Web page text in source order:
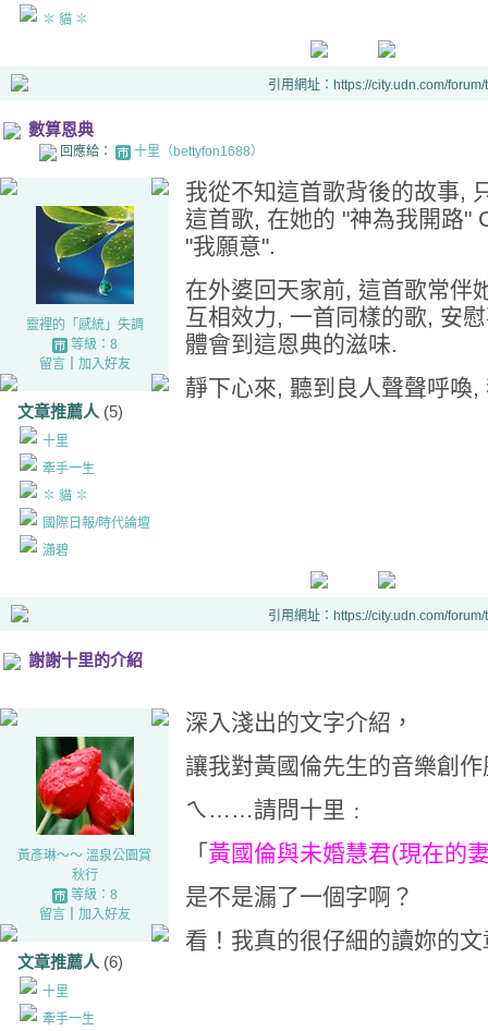
✽ 貓 ✽
引用網址：https://city.udn.com/
數算恩典
回應給： 十里（bettyfon1688）
靈裡的「感統」失調
等級：8
留言｜ 加入好友
文章推薦人 (5)
十里
牽手一生
✽ 貓 ✽
國際日報/時代論壇
瀟碧
我從不知這首歌背後的故事,
這首歌, 在她的 "神為我開路"
"我願意".
在外婆回天家前, 這首歌常伴
互相效力, 一首同樣的歌, 安
體會到這恩典的滋味.
靜下心來, 聽到良人聲聲呼喚
引用網址：https://city.udn.com/
謝謝十里的介紹
黃彥琳～～ 溫泉公園賞
秋行
等級：8
留言｜ 加入好友
文章推薦人 (6)
十里
牽手一生
深入淺出的文字介紹，
讓我對黃國倫先生的音樂創
ㄟ……請問十里﹕
「 黃國倫與未婚慧君(現在的
是不是漏了一個字啊？
看！我真的很仔細的讀妳的